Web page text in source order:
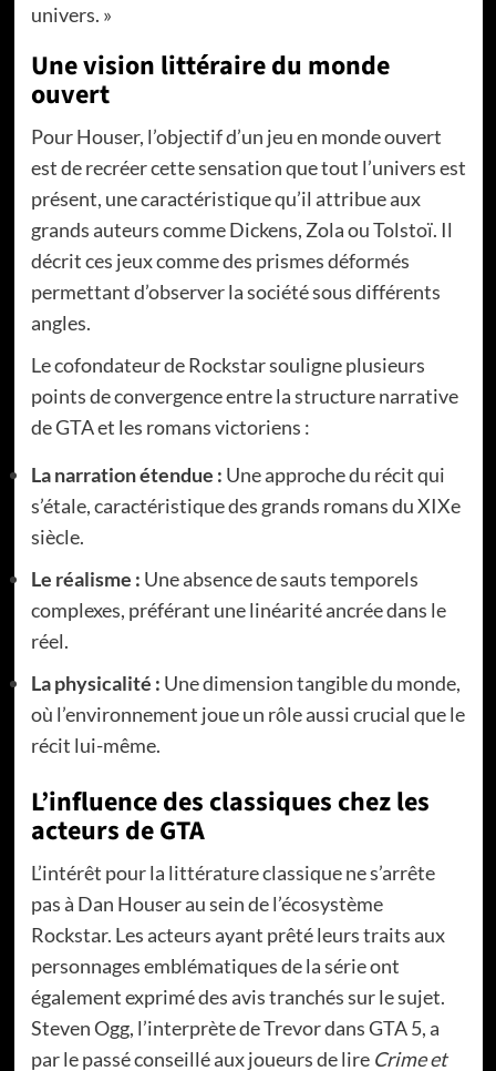
univers. »
Une vision littéraire du monde
ouvert
Pour Houser, l’objectif d’un jeu en monde ouvert
est de recréer cette sensation que tout l’univers est
présent, une caractéristique qu’il attribue aux
grands auteurs comme Dickens, Zola ou Tolstoï. Il
décrit ces jeux comme des prismes déformés
permettant d’observer la société sous différents
angles.
Le cofondateur de Rockstar souligne plusieurs
points de convergence entre la structure narrative
de GTA et les romans victoriens :
La narration étendue : Une approche du récit qui
s’étale, caractéristique des grands romans du XIXe
siècle.
Le réalisme : Une absence de sauts temporels
complexes, préférant une linéarité ancrée dans le
réel.
La physicalité : Une dimension tangible du monde,
où l’environnement joue un rôle aussi crucial que le
récit lui-même.
L’influence des classiques chez les
acteurs de GTA
L’intérêt pour la littérature classique ne s’arrête
pas à Dan Houser au sein de l’écosystème
Rockstar. Les acteurs ayant prêté leurs traits aux
personnages emblématiques de la série ont
également exprimé des avis tranchés sur le sujet.
Steven Ogg, l’interprète de Trevor dans GTA 5, a
par le passé conseillé aux joueurs de lire Crime et